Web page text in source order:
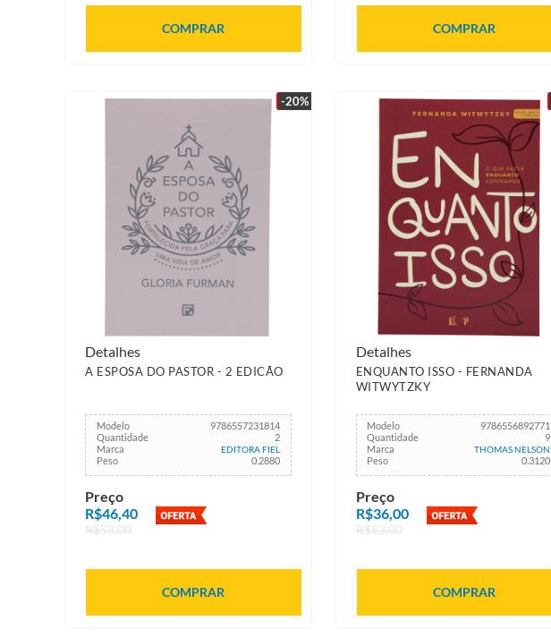
COMPRAR COMPRAR
-20%
A ESPOSA DO PASTOR - 2 EDICÃO
Modelo
9786557231814
Quantidade
2
Marca
EDITORA FIEL
Peso 0.2880
Preço
R$46,40
R$58,00
COMPRAR
Detalhes
ENQUANTO ISSO - FERNANDA
WITWYTZKY
Modelo
9786556892771
Quantidade
9
Marca
THOMAS NELSON
Peso 0.3120
Preço
R$36,00
R$52,00
COMPRAR
Detalhes